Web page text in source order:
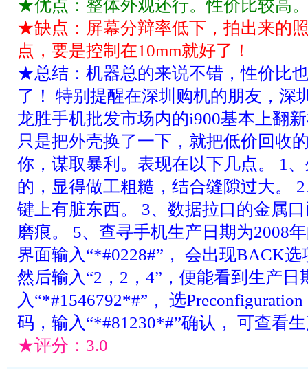
★优点：整体外观还行。性价比较高
★缺点：屏幕分辩率低下，拍出来的
点，要是控制在10mm就好了！
★总结：机器总的来说不错，性价比
了！ 特别提醒在深圳购机的朋友，深
龙胜手机批发市场内的i900基本上翻
只是把外壳换了一下，就把低价回收
你，谋取暴利。表现在以下几点。 1
的，显得做工粗糙，结合缝隙过大。
键上有脏东西。 3、数据拉口的金属
磨痕。 5、查寻手机生产日期为2008
界面输入“*#0228#”， 会出现BACK
然后输入“2，2，4”，便能看到生产日
入“*#1546792*#”， 选
码，输入“*#81230*#”确认， 可查看
★评分： 3.0